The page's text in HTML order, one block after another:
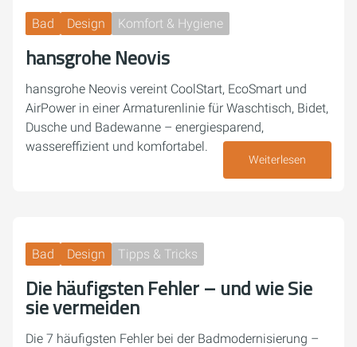
Bad Design Komfort & Hygiene
hansgrohe Neovis
hansgrohe Neovis vereint CoolStart, EcoSmart und
AirPower in einer Armaturenlinie für Waschtisch, Bidet,
Dusche und Badewanne – energiesparend,
wassereffizient und komfortabel.
Weiterlesen
Bad Design Tipps & Tricks
Die häufigsten Fehler – und wie Sie
sie vermeiden
Die 7 häufigsten Fehler bei der Badmodernisierung –